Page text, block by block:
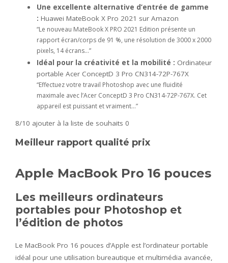
Une excellente alternative d’entrée de gamme
: Huawei MateBook X Pro 2021 sur Amazon
“Le nouveau MateBook X PRO 2021 Edition présente un
rapport écran/corps de 91 %, une résolution de 3000 x 2000
pixels, 14 écrans…”
Idéal pour la créativité et la mobilité : Ordinateur
portable Acer ConceptD 3 Pro CN314-72P-767X
“Effectuez votre travail Photoshop avec une fluidité
maximale avec l’Acer ConceptD 3 Pro CN314-72P-767X. Cet
appareil est puissant et vraiment…”
8/10 ajouter à la liste de souhaits 0
Meilleur rapport qualité prix
Apple MacBook Pro 16 pouces
Les meilleurs ordinateurs
portables pour Photoshop et
l’édition de photos
Le MacBook Pro 16 pouces d’Apple est l’ordinateur portable
idéal pour une utilisation bureautique et multimédia avancée,